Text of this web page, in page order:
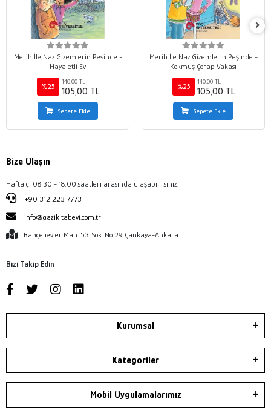
Merih İle Naz Gizemlerin Peşinde -
Hayaletli Ev
%25
140,00 TL
105,00 TL
Sepete Ekle
Merih İle Naz Gizemlerin Peşinde -
Kokmuş Çorap Vakası
%25
140,00 TL
105,00 TL
Sepete Ekle
Bize Ulaşın
Haftaiçi 08:30 - 18:00 saatleri arasında ulaşabilirsiniz.
+90 312 223 7773
info@gazikitabevi.com.tr
Bahçelievler Mah. 53. Sok. No:29 Çankaya-Ankara
Bizi Takip Edin
Kurumsal
Kategoriler
Mobil Uygulamalarımız